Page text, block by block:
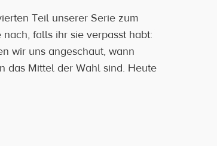
Teil unserer Serie zum
falls ihr sie verpasst habt:
wir uns angeschaut, wann
das Mittel der Wahl sind. Heute